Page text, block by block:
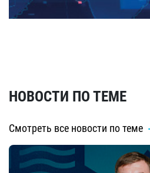
НОВОСТИ ПО ТЕМЕ
Смотреть все новости по теме